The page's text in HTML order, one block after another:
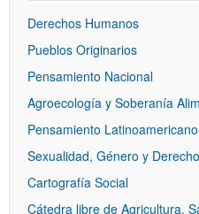
Derechos Humanos
Pueblos Originarios
Pensamiento Nacional
Agroecología y Soberanía
Pensamiento Latinoamericano
Sexualidad, Género y
Cartografía Social
Cátedra libre de Agricultura,